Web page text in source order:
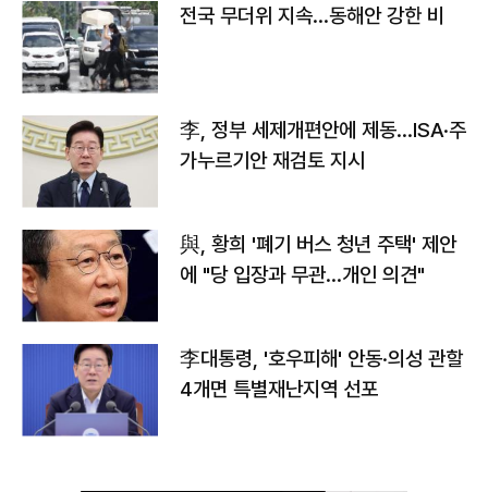
전국 무더위 지속…동해안 강한 비
李, 정부 세제개편안에 제동…ISA·주
가누르기안 재검토 지시
與, 황희 '폐기 버스 청년 주택' 제안
에 "당 입장과 무관…개인 의견"
李대통령, '호우피해' 안동·의성 관할
4개면 특별재난지역 선포